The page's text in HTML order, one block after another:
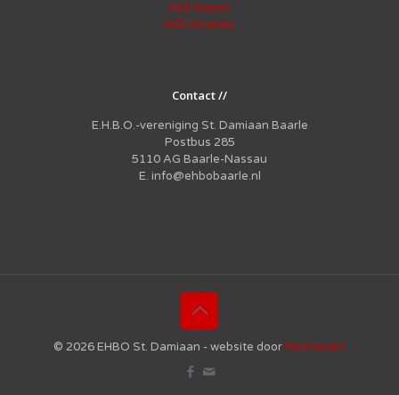
AED kopen
AED locaties
Contact //
E.H.B.O.-vereniging St. Damiaan Baarle
Postbus 285
5110 AG Baarle-Nassau
E. info@ehbobaarle.nl
© 2026 EHBO St. Damiaan - website doorNeonzwart